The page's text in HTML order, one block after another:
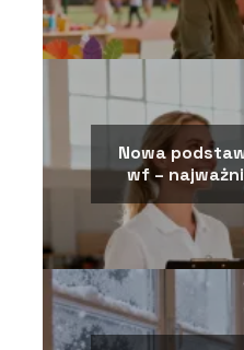
Nowa
wf –